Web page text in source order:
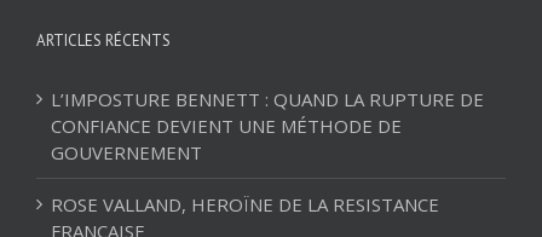
ARTICLES RÉCENTS
L’IMPOSTURE BENNETT : QUAND LA RUPTURE DE
CONFIANCE DEVIENT UNE MÉTHODE DE
GOUVERNEMENT
ROSE VALLAND, HEROÏNE DE LA RESISTANCE
FRANÇAISE